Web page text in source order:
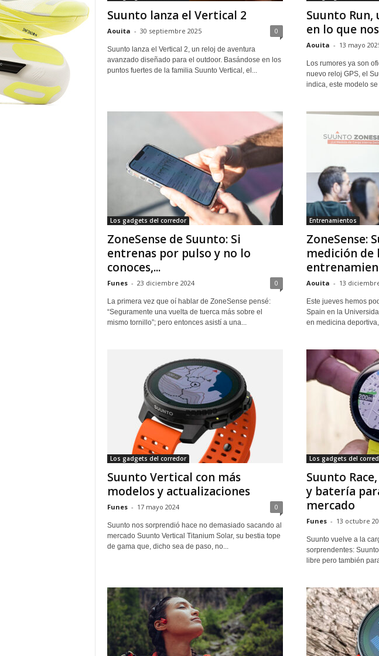
Suunto lanza el Vertical 2
Aouita - 30 septiembre 2025 0
Suunto lanza el Vertical 2, un reloj de aventura
avanzado diseñado para el outdoor. Basándose en los
puntos fuertes de la familia Suunto Vertical, el...
Suunto
en lo que
Aouita - 13 mayo
Los rumores ya son
nuevo reloj GPS, el
indica, este modelo
Los gadgets del corredor
ZoneSense de Suunto: Si
entrenas por pulso y no lo
conoces,...
Funes - 23 diciembre 2024 0
La primera vez que oí hablar de ZoneSense pensé:
“Seguramente una vuelta de tuerca más sobre el
mismo tornillo”; pero entonces asistí a una...
Entrenamientos
ZoneSense:
medición de
Aouita - 13
Este jueves hemos
Spain en la
en medicina
Los gadgets del corredor
Suunto Vertical con más
modelos y actualizaciones
Funes - 17 mayo 2024 0
Suunto nos sorprendió hace no demasiado sacando al
mercado Suunto Vertical Titanium Solar, su bestia tope
de gama que, dicho sea de paso, no...
Los gadgets del
Suunto
y batería
mercado
Funes - 13 octubre
Suunto vuelve a la
sorprendentes:
libre pero también